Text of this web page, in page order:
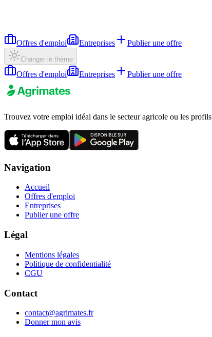
Offres d'emploi Entreprises Publier une offre
Changer le thème
Offres d'emploi Entreprises Publier une offre
Trouvez votre emploi idéal dans le secteur agricole ou les profils
Navigation
Accueil
Offres d'emploi
Entreprises
Publier une offre
Légal
Mentions légales
Politique de confidentialité
CGU
Contact
contact@agrimates.fr
Donner mon avis